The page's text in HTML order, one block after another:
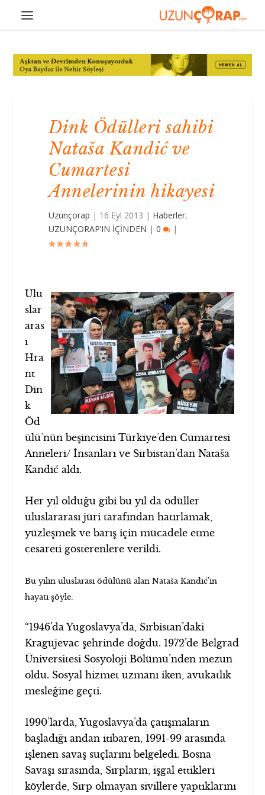
Dink Ödülleri sahibi
Nataša Kandić ve
Cumartesi
Annelerinin hikayesi
Uzunçorap | 16 Eyl 2013 | Haberler,
UZUNÇORAP’IN İÇİNDEN |0 |
Ulu
slar
aras
ı
Hra
nt
Din
k
Öd
ülü’nün beşincisini Türkiye’den Cumartesi
Anneleri/ İnsanları ve Sırbistan’dan Nataša
Kandić aldı.
Her yıl olduğu gibi bu yıl da ödüller
uluslararası jüri tarafından hatırlamak,
yüzleşmek ve barış için mücadele etme
cesareti gösterenlere verildi.
Bu yılın uluslarası ödülünü alan Nataša Kandić’in
hayatı şöyle:
“1946’da Yugoslavya’da, Sırbistan’daki
Kragujevac şehrinde doğdu. 1972’de Belgrad
Üniversitesi Sosyoloji Bölümü’nden mezun
oldu. Sosyal hizmet uzmanı iken, avukatlık
mesleğine geçti.
1990’larda, Yugoslavya’da çatışmaların
başladığı andan itibaren, 1991-99 arasında
işlenen savaş suçlarını belgeledi. Bosna
Savaşı sırasında, Sırpların, işgal ettikleri
köylerde, Sırp olmayan sivillere yaptıklarını